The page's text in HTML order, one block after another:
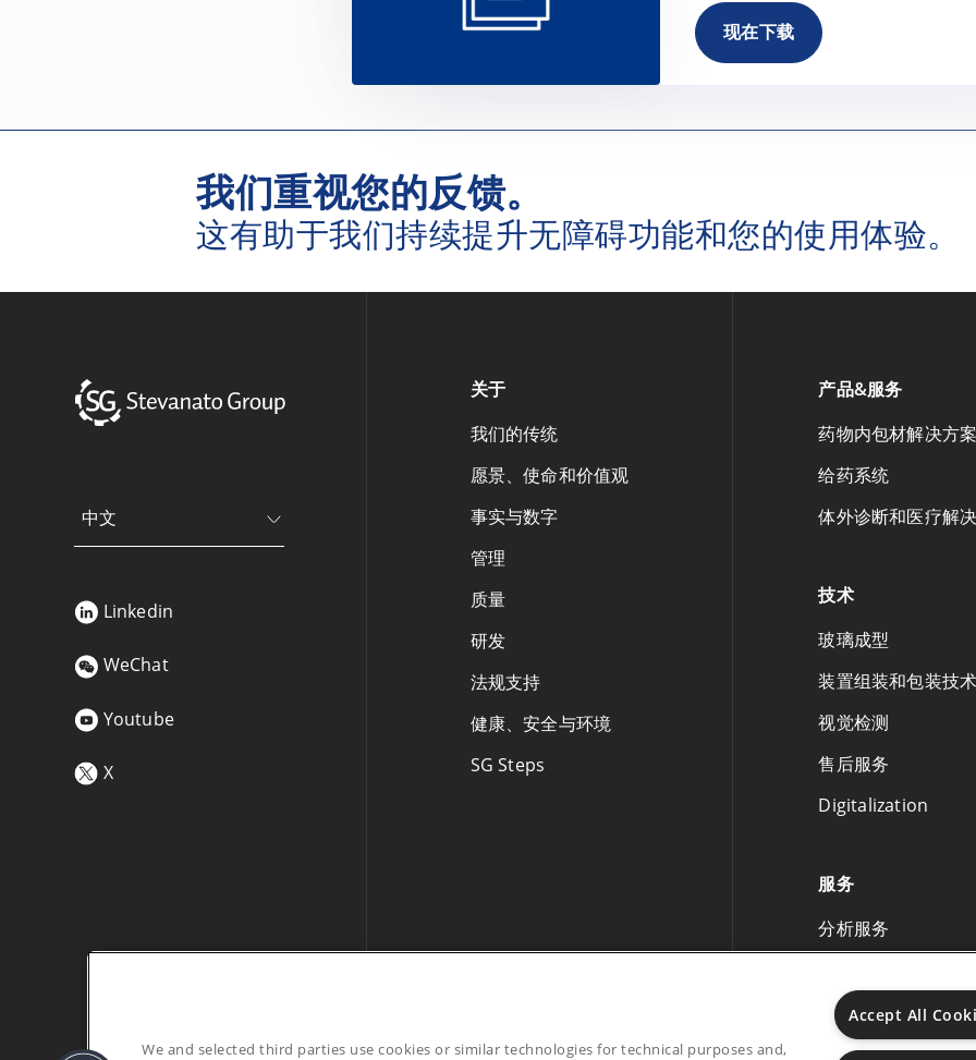
现在下载
我们重视您的反馈。
这有助于我们持续提升无障碍功能和您的使用体验。
中文
Linkedin
WeChat
Youtube
X
关于
我们的传统
愿景、使命和价值观
事实与数字
管理
质量
研发
法规支持
健康、安全与环境
SG Steps
产品&服务
药物内包材解决方
给药系统
体外诊断和医疗解
技术
玻璃成型
装置组装和包装技
视觉检测
售后服务
Digitalization
服务
分析服务
We and selected third parties use cookies or similar technologies for technical purposes and,
Accept All